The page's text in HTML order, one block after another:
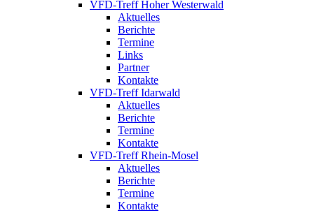
VFD-Treff Hoher Westerwald
Aktuelles
Berichte
Termine
Links
Partner
Kontakte
VFD-Treff Idarwald
Aktuelles
Berichte
Termine
Kontakte
VFD-Treff Rhein-Mosel
Aktuelles
Berichte
Termine
Kontakte